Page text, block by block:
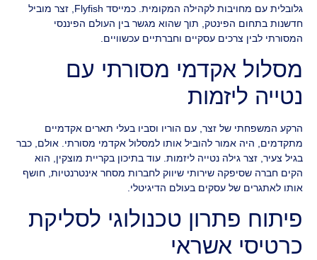
גלובלית עם מחויבות לקהילה המקומית. כמייסד Flyfish, זצר מוביל
חדשנות בתחום הפינטק, תוך שהוא מגשר בין העולם הפיננסי
המסורתי לבין צרכים עסקיים וחברתיים עכשוויים.
מסלול אקדמי מסורתי עם
נטייה ליזמות
הרקע המשפחתי של זצר, עם הוריו וסביו בעלי תארים אקדמיים
מתקדמים, היה אמור להוביל אותו למסלול אקדמי מסורתי. אולם, כבר
בגיל צעיר, זצר גילה נטייה ליזמות. עוד בתיכון בקריית מוצקין, הוא
הקים חברה שסיפקה שירותי שיווק לחברות מסחר אינטרנטיות, חושף
אותו לאתגרים של עסקים בעולם הדיגיטלי.
פיתוח פתרון טכנולוגי לסליקת
כרטיסי אשראי